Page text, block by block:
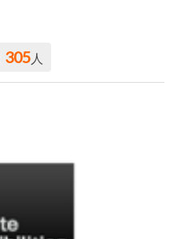
305人